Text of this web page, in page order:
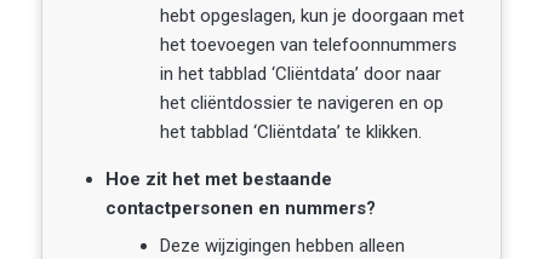
hebt opgeslagen, kun je doorgaan met
het toevoegen van telefoonnummers
in het tabblad ‘Cliëntdata’ door naar
het cliëntdossier te navigeren en op
het tabblad ‘Cliëntdata’ te klikken.
Hoe zit het met bestaande
contactpersonen en nummers?
Deze wijzigingen hebben alleen